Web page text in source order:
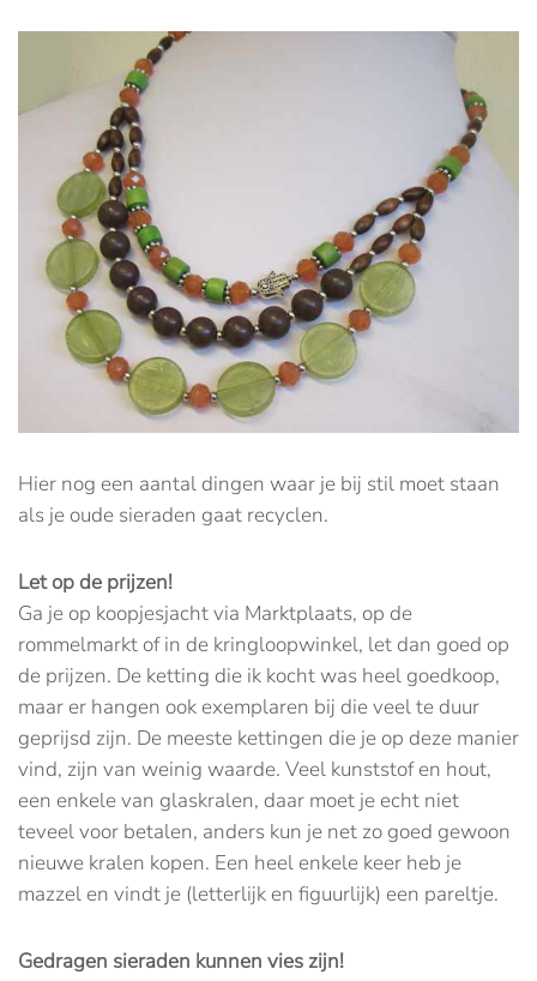
Hier nog een aantal dingen waar je bij stil moet staan
als je oude sieraden gaat recyclen.
Let op de prijzen!
Ga je op koopjesjacht via Marktplaats, op de
rommelmarkt of in de kringloopwinkel, let dan goed op
de prijzen. De ketting die ik kocht was heel goedkoop,
maar er hangen ook exemplaren bij die veel te duur
geprijsd zijn. De meeste kettingen die je op deze manier
vind, zijn van weinig waarde. Veel kunststof en hout,
een enkele van glaskralen, daar moet je echt niet
teveel voor betalen, anders kun je net zo goed gewoon
nieuwe kralen kopen. Een heel enkele keer heb je
mazzel en vindt je (letterlijk en figuurlijk) een pareltje.
Gedragen sieraden kunnen vies zijn!